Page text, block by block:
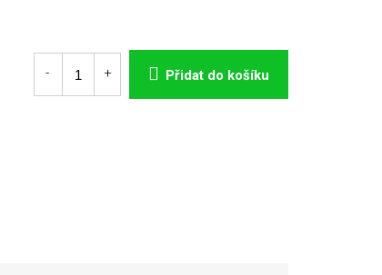
Přidat do košíku